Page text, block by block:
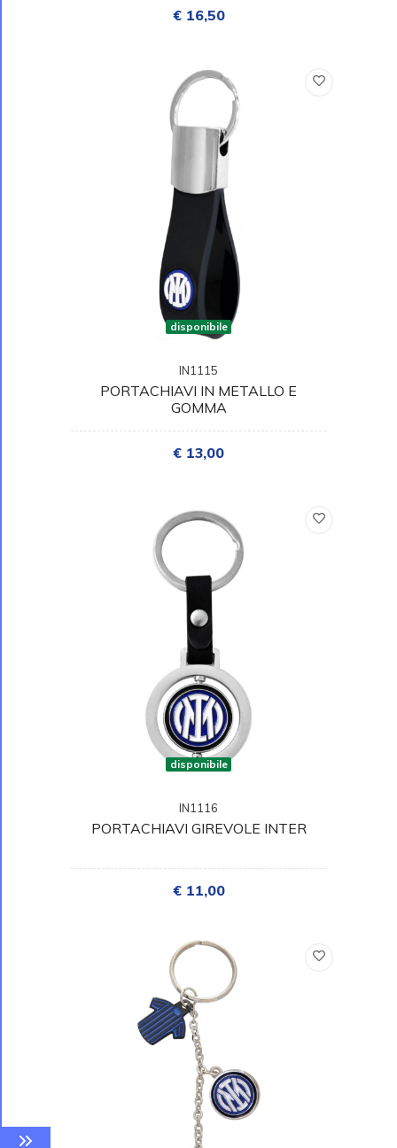
€ 16,50
disponibile
IN1115
PORTACHIAVI IN METALLO E
GOMMA
€ 13,00
disponibile
IN1116
PORTACHIAVI GIREVOLE INTER
€ 11,00